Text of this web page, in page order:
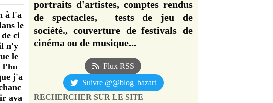
à l'a
le
de ci
n'y
le
l'hu
j'a
ava
portraits d'artistes, comptes rendus
de spectacles, tests de jeu de
société., couverture de festivals de
cinéma ou de musique...
Flux RSS
Suivre @@blog_bazart
RECHERCHER SUR LE SITE